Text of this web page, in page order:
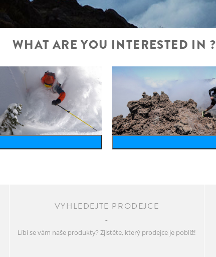
WHAT ARE YOU INTERESTED IN ?
VYHLEDEJTE PRODEJCE
Líbí se vám naše produkty? Zjistěte, který prodejce je poblíž!